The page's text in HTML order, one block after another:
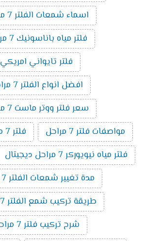
اسماء شمعات الفلتر 7 مراحل
فلتر مياه باناسونيك 7 مراحل
فلتر تايواني امريكي
افضل انواع الفلتر 7 مراحل
سعر فلتر ووتر ماست 7 مراحل
مواصفات فلتر 7 مراحل
فلتر 7 مراحل اكوا جيت
فلتر مياه نيويوركر 7 مراحل ديجيتال
مدة تغيير شمعات الفلتر 7 مراحل
طريقة تركيب شمع الفلتر 7 مراحل
شرح تركيب فلتر 7 مراحل